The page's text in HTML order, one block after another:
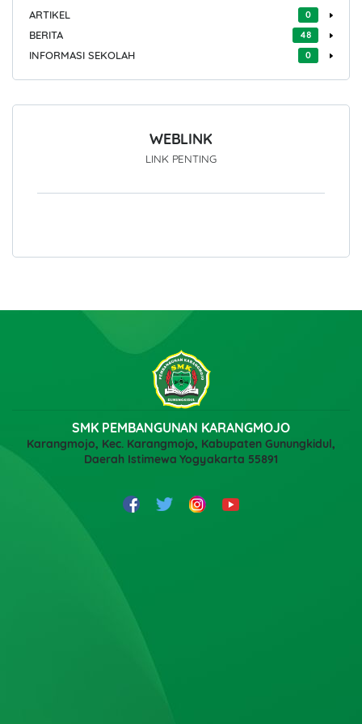
ARTIKEL 0
BERITA 48
INFORMASI SEKOLAH 0
WEBLINK
LINK PENTING
SMK PEMBANGUNAN KARANGMOJO
Karangmojo, Kec. Karangmojo, Kabupaten Gunungkidul,
Daerah Istimewa Yogyakarta 55891